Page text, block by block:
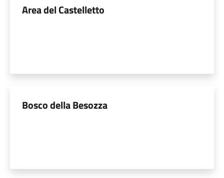
Area del Castelletto
Bosco della Besozza